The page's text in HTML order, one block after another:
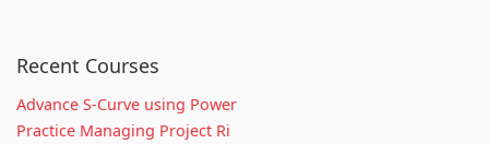
Recent Courses
Advance S-Curve using Power
Practice Managing Project Ri